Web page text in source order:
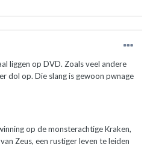
liggen op DVD. Zoals veel andere
dol op. Die slang is gewoon pwnage
op de monsterachtige Kraken,
Zeus, een rustiger leven te leiden